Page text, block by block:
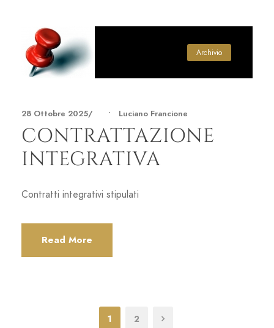
Archivio
28 Ottobre 2025 • Luciano Francione
CONTRATTAZIONE
INTEGRATIVA
Contratti integrativi stipulati
Read More
1 2